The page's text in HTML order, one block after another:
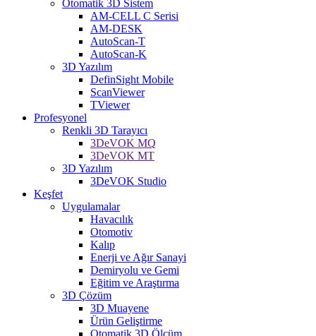
Otomatik 3D Sistem
AM-CELL C Serisi
AM-DESK
AutoScan-T
AutoScan-K
3D Yazılım
DefinSight Mobile
ScanViewer
TViewer
Profesyonel
Renkli 3D Tarayıcı
3DeVOK MQ
3DeVOK MT
3D Yazılım
3DeVOK Studio
Keşfet
Uygulamalar
Havacılık
Otomotiv
Kalıp
Enerji ve Ağır Sanayi
Demiryolu ve Gemi
Eğitim ve Araştırma
3D Çözüm
3D Muayene
Ürün Geliştirme
Otomatik 3D Ölçüm